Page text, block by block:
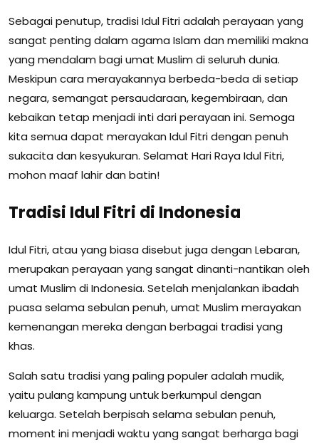
Sebagai penutup, tradisi Idul Fitri adalah perayaan yang
sangat penting dalam agama Islam dan memiliki makna
yang mendalam bagi umat Muslim di seluruh dunia.
Meskipun cara merayakannya berbeda-beda di setiap
negara, semangat persaudaraan, kegembiraan, dan
kebaikan tetap menjadi inti dari perayaan ini. Semoga
kita semua dapat merayakan Idul Fitri dengan penuh
sukacita dan kesyukuran. Selamat Hari Raya Idul Fitri,
mohon maaf lahir dan batin!
Tradisi Idul Fitri di Indonesia
Idul Fitri, atau yang biasa disebut juga dengan Lebaran,
merupakan perayaan yang sangat dinanti-nantikan oleh
umat Muslim di Indonesia. Setelah menjalankan ibadah
puasa selama sebulan penuh, umat Muslim merayakan
kemenangan mereka dengan berbagai tradisi yang
khas.
Salah satu tradisi yang paling populer adalah mudik,
yaitu pulang kampung untuk berkumpul dengan
keluarga. Setelah berpisah selama sebulan penuh,
moment ini menjadi waktu yang sangat berharga bagi